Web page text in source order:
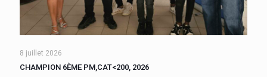
Cette année, tous les élèves de 6ème du collège se sont
8 juillet 2026
CHAMPION 6ÈME PM,CAT<200, 2026